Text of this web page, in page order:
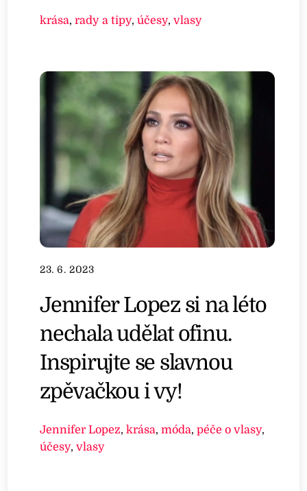
krása,rady a tipy,účesy,vlasy
23. 6. 2023
Jennifer Lopez si na léto
nechala udělat ofinu.
Inspirujte se slavnou
zpěvačkou i vy!
Jennifer Lopez,krása,móda,péče o vlasy,
účesy,vlasy